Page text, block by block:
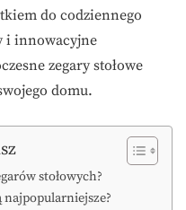
do codziennego
i innowacyjne
zegary stołowe
domu.
stołowych?
najpopularniejsze?